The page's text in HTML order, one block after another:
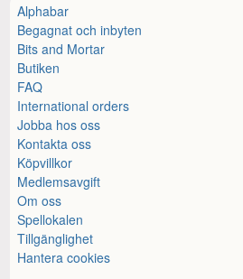
Alphabar
Begagnat och inbyten
Bits and Mortar
Butiken
FAQ
International orders
Jobba hos oss
Kontakta oss
Köpvillkor
Medlemsavgift
Om oss
Spellokalen
Tillgänglighet
Hantera cookies